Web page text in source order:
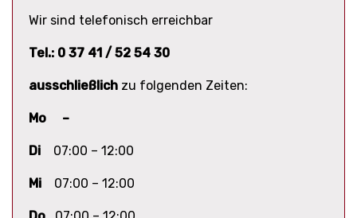
Wir sind telefonisch erreichbar
Tel.: 0 37 41 / 52 54 30
ausschließlich zu folgenden Zeiten:
Mo –
Di 07:00 – 12:00
Mi 07:00 – 12:00